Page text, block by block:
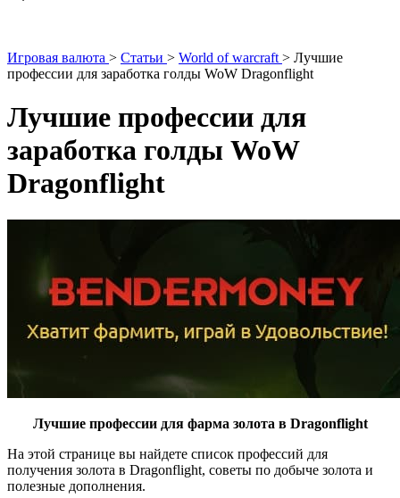
Игровая валюта > Статьи > World of warcraft > Лучшие
профессии для заработка голды WoW Dragonflight
Лучшие профессии для
заработка голды WoW
Dragonflight
Лучшие профессии для фарма золота в Dragonflight
На этой странице вы найдете список профессий для
получения золота в Dragonflight, советы по добыче золота и
полезные дополнения.